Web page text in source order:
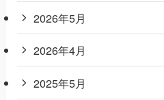
2026年5月
2026年4月
2025年5月